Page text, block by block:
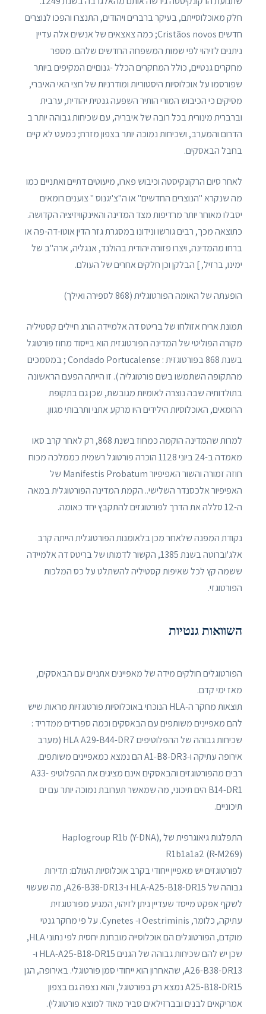
חלק מאוכלוסייתם, בעיקר ברברים ויהודים, התנצרו והפכו לנוצרים
חדשים Cristãos novos; כמה צאצאים של אנשים אלה עדיין
ניתנים לזיהוי לפי שמות המשפחה החדשים שלהם. מספר
מחקרים גנטיים, כולל המחקרים הכלל -גנוםיים המקיפים ביותר
שפורסמו על אוכלוסיות היסטוריות ומודרניות של חצי האי האיברי,
מסיקים כי הכיבוש המורי הותיר השפעה גנטית יהודית, ערבית
וברברית מינורית בכל רובה של איבריה, עם שכיחות גבוהה יותר ב
הדרום והמערב, ושכיחות נמוכה יותר בצפון מזרח; כמעט לא קיים
בחבל הבאסקים.
לאחר סיום הרקונקיסטה וכיבוש פארו, מיעוטים דתיים ואתניים כמו
מה שנקרא "הנוצרים החדשים" או ה"צ'יגנוס " צוענים רומאים
יסבלו מאוחר יותר מרדיפות מצד המדינה והאינקוויזיציה הקדושה.
כתוצאה מכך, רבים גורשו ונידונו במסגרת גזר הדין אוטו-דה-פה או
ברחו מהמדינה, ויצרו פזורה יהודית בהולנד, אנגליה, ארה"ב של
ימינו, ברזיל, ] הבלקן וכן חלקים אחרים של העולם.
הופעתה של האומה הפורטוגלית (868 לספירה ואילך)
תמונת אריח אזולחו של בריטס דה אלמיידה הורג חיילים קסטיליה
מקורה הפוליטי של המדינה הפורטוגזית הוא בייסוד מחוז פורטוגל
בשנת 868 בפורטוגזית : Condado Portucalense ; במסמכים
מהתקופה השתמשו בשם פורטוגליה ). זו הייתה הפעם הראשונה
בתולדותיה שבה נוצרה לאומיות מגובשת, שכן גם בתקופת
הרומאים, האוכלוסיות הילידים היו מרקע אתני ותרבותי מגוון.
למרות שהמדינה הוקמה כמחוז בשנת 868, רק לאחר קרב סאו
מאמדה ב-24 ביוני 1128 הוכרה פורטוגל רשמית כממלכה מכוח
חוזה זמורה והשור האפיפיור Manifestis Probatum של
האפיפיור אלכסנדר השלישי.. הקמת המדינה הפורטוגלית במאה
ה-12 סללה את הדרך לפורטוגזים להתקבץ יחד כאומה.
נקודת המפנה שלאחר מכן בלאומנות הפורטוגלית הייתה קרב
אלג'וברוטה בשנת 1385, הקשור לדמותו של בריטס דה אלמיידה
ששמה קץ לכל שאיפות קסטיליה להשתלט על כס המלכות
הפורטוגזי.
השוואות גנטיות
הפורטוגלים חולקים מידה של מאפיינים אתניים עם הבאסקים,
מאז ימי קדם.
תוצאות מחקר ה-HLA הנוכחי באוכלוסיות פורטוגזיות מראות שיש
להם מאפיינים משותפים עם הבאסקים וכמה ספרדים ממדריד :
שכיחות גבוהה של ההפלוטיפים HLA A29-B44-DR7 (מערב
אירופה עתיקה ו-A1-B8-DR3 הם נמצא כמאפיינים משותפים.
רבים מהפורטוגזים והבאסקים אינם מציגים את ההפלוטיפ A33-
B14-DR1 הים תיכוני, מה שמאשר תערובת נמוכה יותר עם ים
תיכוניים.
התפלגות גיאוגרפית של Haplogroup R1b (Y-DNA),
R1b1a1a2 (R-M269)
לפורטוגזים יש מאפיין ייחודי בקרב אוכלוסיות העולם: תדירות
גבוהה של HLA-A25-B18-DR15 ו-A26-B38-DR13, מה שעשוי
לשקף אפקט מייסד שעדיין ניתן לזיהוי, המגיע מפורטוגזית
עתיקה, כלומר, Oestriminis ו- Cynetes. על פי מחקר גנטי
מוקדם, הפורטוגלים הם אוכלוסייה מובחנת יחסית לפי נתוני HLA,
שכן יש להם שכיחות גבוהה של הגנים HLA-A25-B18-DR15 ו-
A26-B38-DR13, שהאחרון הוא ייחודי סמן פורטוגלי. באירופה, הגן
A25-B18-DR15 נמצא רק בפורטוגל, והוא נצפה גם בצפון
אמריקאים לבנים ובברזילאים סביר מאוד למוצא פורטוגלי).